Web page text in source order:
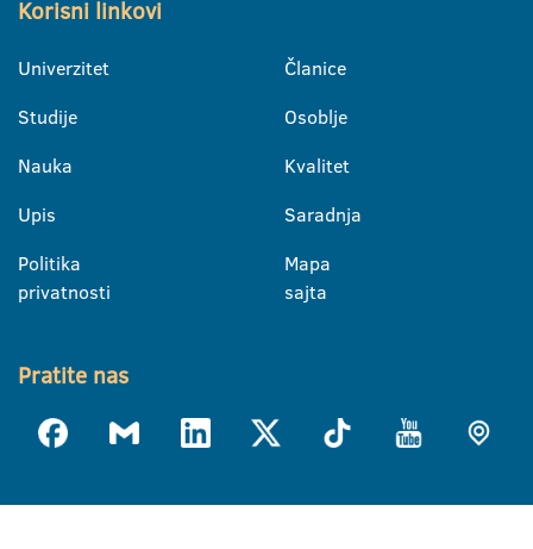
Korisni linkovi
Univerzitet
Studije
Nauka
Upis
Politika
privatnosti
Članice
Osoblje
Kvalitet
Saradnja
Mapa
sajta
Pratite nas